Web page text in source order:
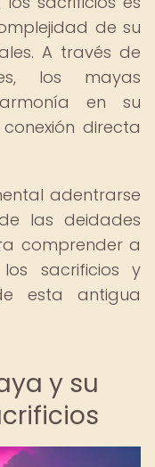
de su
A través de
los mayas
en su
directa
adentrarse
las deidades
comprender a
sacrificios y
esta antigua
y su